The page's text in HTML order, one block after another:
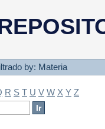
by: Materia
R S T U V W X Y Z